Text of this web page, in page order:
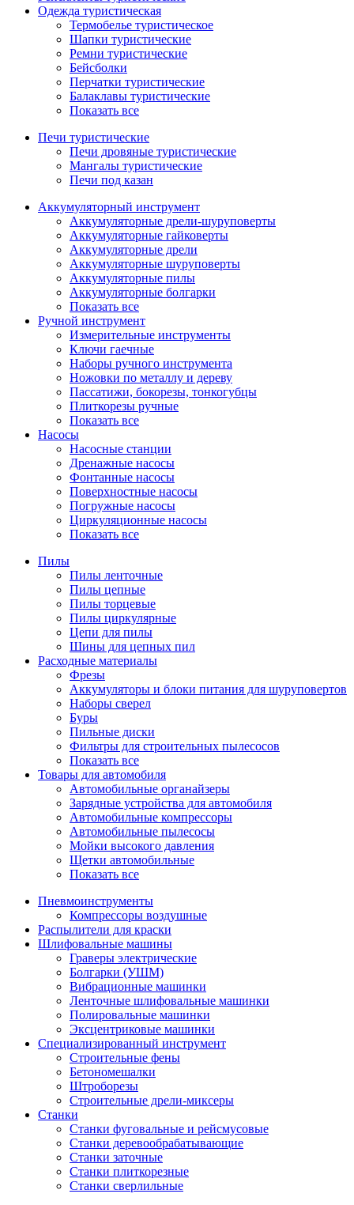
Одежда туристическая
Термобелье туристическое
Шапки туристические
Ремни туристические
Бейсболки
Перчатки туристические
Балаклавы туристические
Показать все
Печи туристические
Печи дровяные туристические
Мангалы туристические
Печи под казан
Аккумуляторный инструмент
Аккумуляторные дрели-шуруповерты
Аккумуляторные гайковерты
Аккумуляторные дрели
Аккумуляторные шуруповерты
Аккумуляторные пилы
Аккумуляторные болгарки
Показать все
Ручной инструмент
Измерительные инструменты
Ключи гаечные
Наборы ручного инструмента
Ножовки по металлу и дереву
Пассатижи, бокорезы, тонкогубцы
Плиткорезы ручные
Показать все
Насосы
Насосные станции
Дренажные насосы
Фонтанные насосы
Поверхностные насосы
Погружные насосы
Циркуляционные насосы
Показать все
Пилы
Пилы ленточные
Пилы цепные
Пилы торцевые
Пилы циркулярные
Цепи для пилы
Шины для цепных пил
Расходные материалы
Фрезы
Аккумуляторы и блоки питания для шуруповертов
Наборы сверел
Буры
Пильные диски
Фильтры для строительных пылесосов
Показать все
Товары для автомобиля
Автомобильные органайзеры
Зарядные устройства для автомобиля
Автомобильные компрессоры
Автомобильные пылесосы
Мойки высокого давления
Щетки автомобильные
Показать все
Пневмоинструменты
Компрессоры воздушные
Распылители для краски
Шлифовальные машины
Граверы электрические
Болгарки (УШМ)
Вибрационные машинки
Ленточные шлифовальные машинки
Полировальные машинки
Эксцентриковые машинки
Специализированный инструмент
Строительные фены
Бетономешалки
Штроборезы
Строительные дрели-миксеры
Станки
Станки фуговальные и рейсмусовые
Станки деревообрабатывающие
Станки заточные
Станки плиткорезные
Станки сверлильные